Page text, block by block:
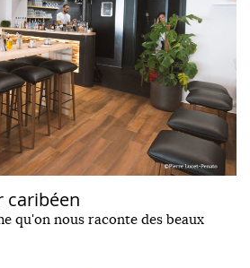
caribéen
qu'on nous raconte des beaux